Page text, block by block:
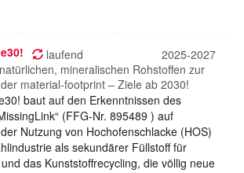
laufend
2025-2027
mineralischen Rohstoffen zur
material-footprint – Ziele ab 2030!
baut auf den Erkenntnissen des
(FFG-Nr. 895489 ) auf
Nutzung von Hochofenschlacke (HOS)
als sekundärer Füllstoff für
das Kunststoffrecycling, die völlig neue